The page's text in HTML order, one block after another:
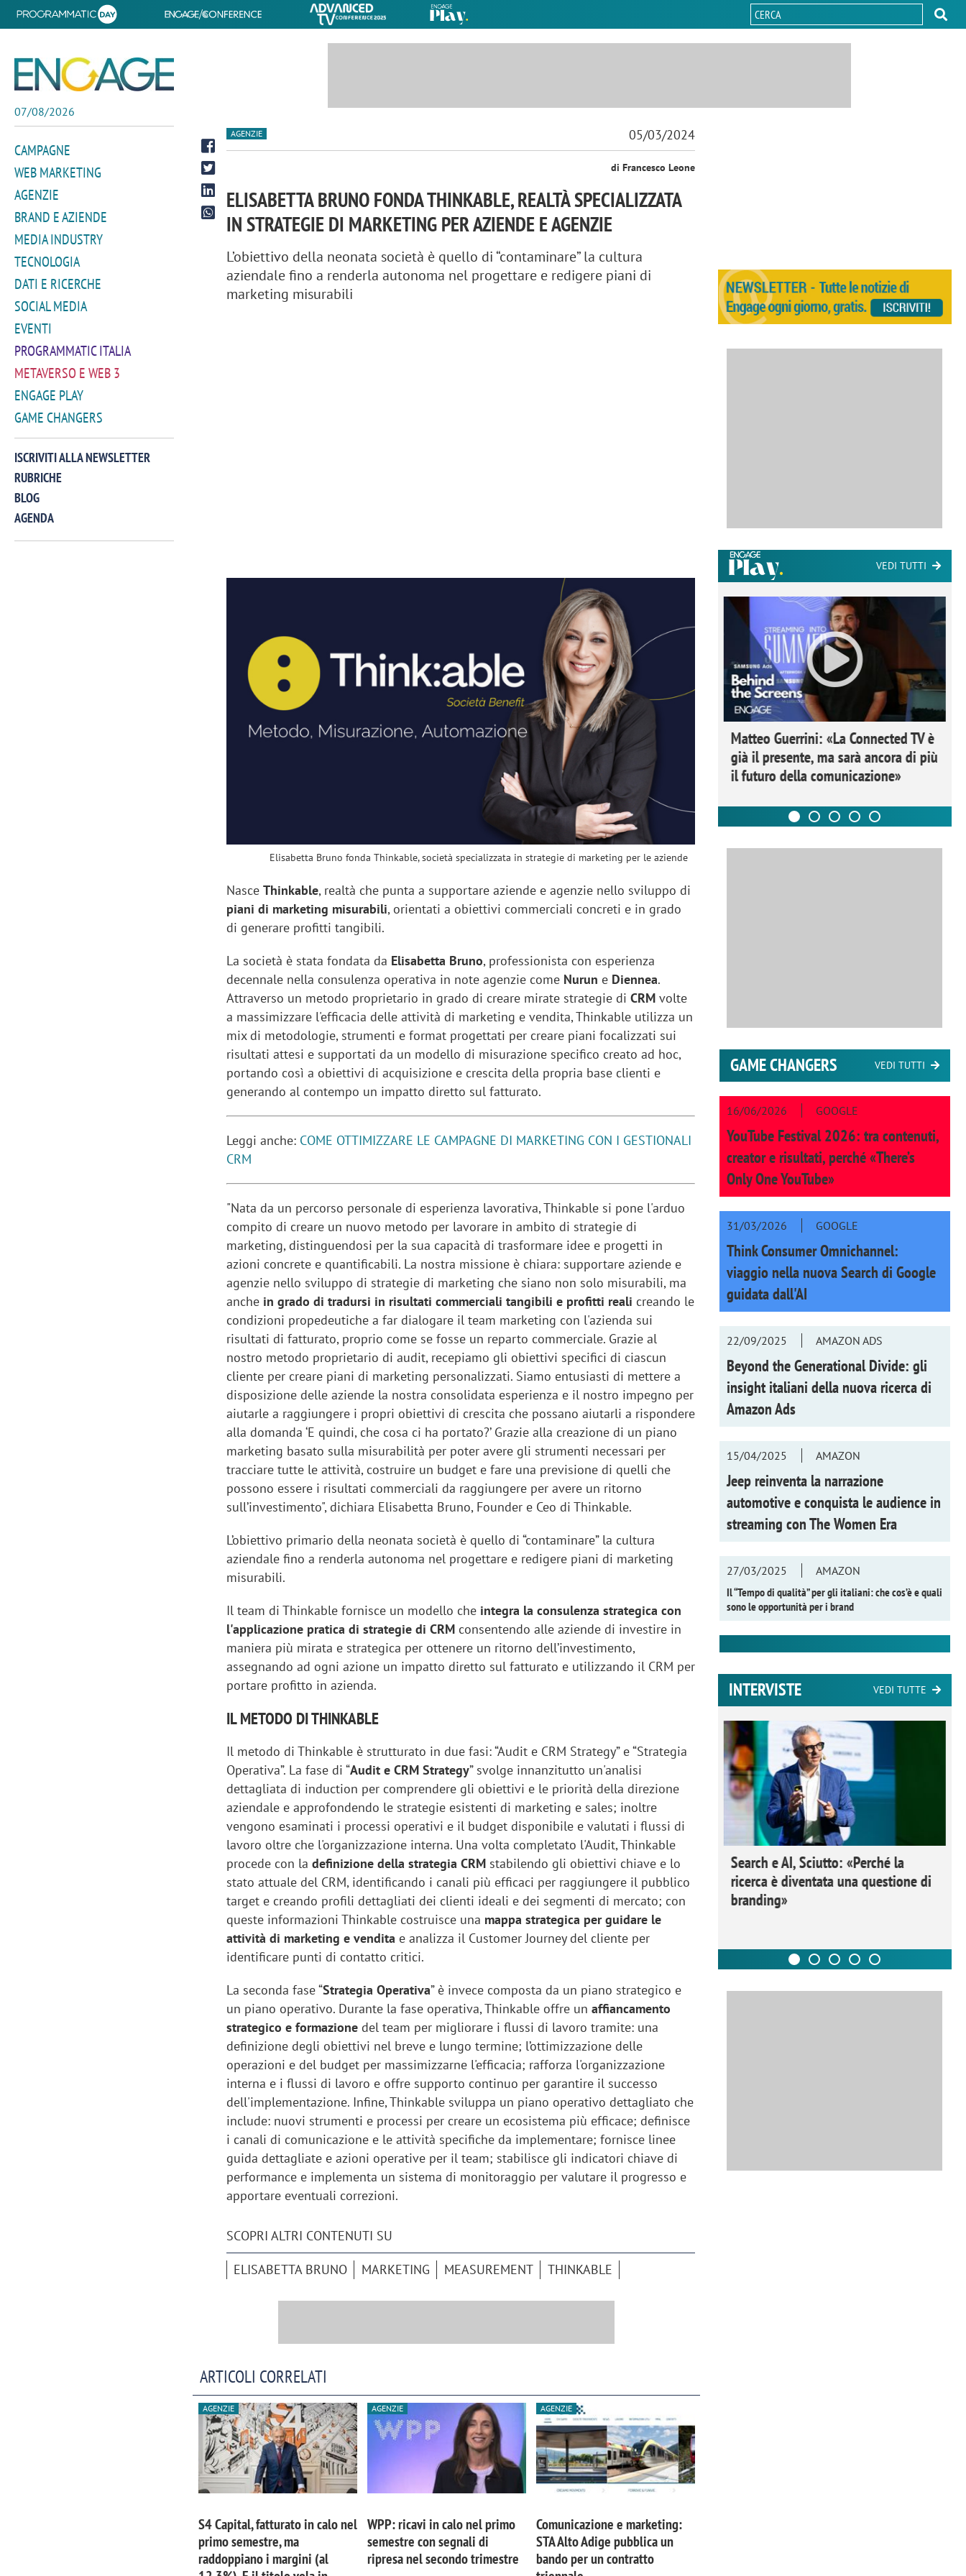
07/08/2026
CAMPAGNE
WEB MARKETING
AGENZIE
BRAND E AZIENDE
MEDIA INDUSTRY
TECNOLOGIA
DATI E RICERCHE
SOCIAL MEDIA
EVENTI
PROGRAMMATIC ITALIA
METAVERSO E WEB 3
ENGAGE PLAY
GAME CHANGERS
ISCRIVITI ALLA NEWSLETTER
RUBRICHE
BLOG
AGENDA
AGENZIE 05/03/2024
di Francesco Leone
ELISABETTA BRUNO FONDA THINKABLE, REALTÀ SPECIALIZZATA
IN STRATEGIE DI MARKETING PER AZIENDE E AGENZIE
L’obiettivo della neonata società è quello di “contaminare” la cultura
aziendale fino a renderla autonoma nel progettare e redigere piani di
marketing misurabili
Elisabetta Bruno fonda Thinkable, società specializzata in strategie di marketing per le aziende
NasceThinkable, realtà che punta a supportare aziende e agenzie nello sviluppo di
piani di marketing misurabili, orientati a obiettivi commerciali concreti e in grado
di generare profitti tangibili.
La società è stata fondata da Elisabetta Bruno, professionista con esperienza
decennale nella consulenza operativa in note agenzie come Nurun e Diennea.
Attraverso un metodo proprietario in grado di creare mirate strategie diCRMvolte
a massimizzare l'efficacia delle attività di marketing e vendita, Thinkable utilizza un
mix di metodologie, strumenti e format progettati per creare piani focalizzati sui
risultati attesi e supportati da un modello di misurazione specifico creato ad hoc,
portando così a obiettivi di acquisizione e crescita della propria base clienti e
generando al contempo un impatto diretto sul fatturato.
Leggi anche: COME OTTIMIZZARE LE CAMPAGNE DI MARKETING CON I GESTIONALI
CRM
"Nata da un percorso personale di esperienza lavorativa, Thinkable si pone l'arduo
compito di creare un nuovo metodo per lavorare in ambito di strategie di
marketing, distinguendosi per la sua capacità di trasformare idee e progetti in
azioni concrete e quantificabili. La nostra missione è chiara: supportare aziende e
agenzie nello sviluppo di strategie di marketing che siano non solo misurabili, ma
anche in grado di tradursi in risultati commerciali tangibili e profitti reali creando le
condizioni propedeutiche a far dialogare il team marketing con l'azienda sui
risultati di fatturato, proprio come se fosse un reparto commerciale. Grazie al
nostro metodo proprietario di audit, recepiamo gli obiettivi specifici di ciascun
cliente per creare piani di marketing personalizzati. Siamo entusiasti di mettere a
disposizione delle aziende la nostra consolidata esperienza e il nostro impegno per
aiutarle a raggiungere i propri obiettivi di crescita che possano aiutarli a rispondere
alla domanda ‘E quindi, che cosa ci ha portato?’ Grazie alla creazione di un piano
marketing basato sulla misurabilità per poter avere gli strumenti necessari per
tracciare tutte le attività, costruire un budget e fare una previsione di quelli che
possono essere i risultati commerciali da raggiungere per avere un ritorno
sull’investimento", dichiara Elisabetta Bruno, Founder e Ceo di Thinkable.
L’obiettivo primario della neonata società è quello di “contaminare” la cultura
aziendale fino a renderla autonoma nel progettare e redigere piani di marketing
misurabili.
Il team di Thinkable fornisce un modello che integra la consulenza strategica con
l'applicazione pratica di strategie di CRM consentendo alle aziende di investire in
maniera più mirata e strategica per ottenere un ritorno dell’investimento,
assegnando ad ogni azione un impatto diretto sul fatturato e utilizzando il CRM per
portare profitto in azienda.
IL METODO DI THINKABLE
Il metodo di Thinkable è strutturato in due fasi: “Audit e CRM Strategy” e “Strategia
Operativa”. La fase di “Audit e CRM Strategy” svolge innanzitutto un'analisi
dettagliata di induction per comprendere gli obiettivi e le priorità della direzione
aziendale e approfondendo le strategie esistenti di marketing e sales; inoltre
vengono esaminati i processi operativi e il budget disponibile e valutati i flussi di
lavoro oltre che l'organizzazione interna. Una volta completato l'Audit, Thinkable
procede con la definizione della strategia CRM stabilendo gli obiettivi chiave e lo
stato attuale del CRM, identificando i canali più efficaci per raggiungere il pubblico
target e creando profili dettagliati dei clienti ideali e dei segmenti di mercato; con
queste informazioni Thinkable costruisce una mappa strategica per guidare le
attività di marketing e vendita e analizza il Customer Journey del cliente per
identificare punti di contatto critici.
La seconda fase “Strategia Operativa” è invece composta da un piano strategico e
un piano operativo. Durante la fase operativa, Thinkable offre unaffiancamento
strategico e formazione del team per migliorare i flussi di lavoro tramite: una
definizione degli obiettivi nel breve e lungo termine; l’ottimizzazione delle
operazioni e del budget per massimizzarne l'efficacia; rafforza l'organizzazione
interna e i flussi di lavoro e offre supporto continuo per garantire il successo
dell'implementazione. Infine, Thinkable sviluppa un piano operativo dettagliato che
include: nuovi strumenti e processi per creare un ecosistema più efficace; definisce
i canali di comunicazione e le attività specifiche da implementare; fornisce linee
guida dettagliate e azioni operative per il team; stabilisce gli indicatori chiave di
performance e implementa un sistema di monitoraggio per valutare il progresso e
apportare eventuali correzioni.
SCOPRI ALTRI CONTENUTI SU
ELISABETTA BRUNO MARKETING MEASUREMENT THINKABLE
ARTICOLI CORRELATI
AGENZIE
S4 Capital, fatturato in calo nel
primo semestre, ma
raddoppiano i margini (al
AGENZIE
WPP: ricavi in calo nel primo
semestre con segnali di
ripresa nel secondo trimestre
AGENZIE
Comunicazione e marketing:
STA Alto Adige pubblica un
bando per un contratto
VEDI TUTTI
Perez, Samsung Ads: «L'Italia è un
Networking agli eventi: come la
startup Kicè punta a eliminare lo
"spreco di relazioni"
Matteo Guerrini: «La Connected TV è
già il presente, ma sarà ancora di più
il futuro della comunicazione»
GAME CHANGERS VEDI TUTTI
16/06/2026 GOOGLE
YouTube Festival 2026: tra contenuti,
creator e risultati, perché «There’s
Only One YouTube»
31/03/2026 GOOGLE
Think Consumer Omnichannel:
viaggio nella nuova Search di Google
guidata dall'AI
22/09/2025 AMAZON ADS
Beyond the Generational Divide: gli
insight italiani della nuova ricerca di
Amazon Ads
15/04/2025 AMAZON
Jeep reinventa la narrazione
automotive e conquista le audience in
streaming conThe Women Era
27/03/2025
AMAZON
Il “Tempo di qualità” per gli italiani: che cos’è e quali
sono le opportunità per i brand
INTERVISTE VEDI TUTTE
comunicazione crea un brand food:
Emanuele Viora di Deloitte Digital:
«La creatività resta centrale, l’AI deve
amplificare il talento»
Ricerche di mercato. Neri, Ipsos
Doxa: «Non basta più descrivere i
fenomeni: bisogna comprenderli e
tradurli in azioni»
Search e AI, Sciutto: «Perché la
ricerca è diventata una questione di
branding»